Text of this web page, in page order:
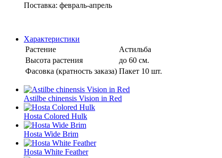
Поставка: февраль-апрель
Характеристики
Растение
Астильба
Высота растения
до 60 см.
Фасовка (кратность заказа) Пакет 10 шт.
Astilbe chinensis Vision in Red
Hosta Colored Hulk
Hosta Wide Brim
Hosta White Feather